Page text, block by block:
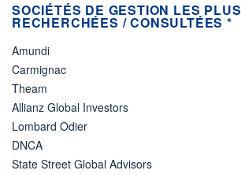
SOCIÉTÉS DE GESTION LES PLUS
RECHERCHÉES / CONSULTÉES *
Amundi
Carmignac
Theam
Allianz Global Investors
Lombard Odier
DNCA
State Street Global Advisors